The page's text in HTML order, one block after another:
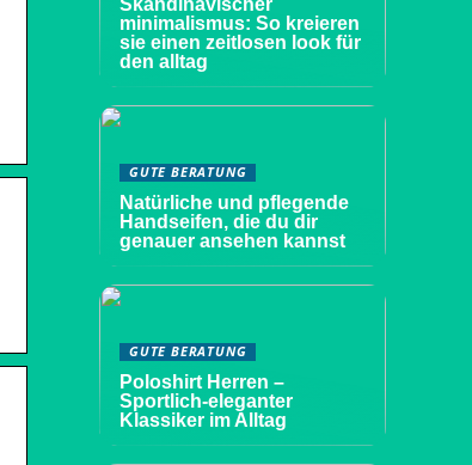
Skandinavischer
minimalismus: So kreieren
sie einen zeitlosen look für
den alltag
GUTE BERATUNG
Natürliche und pflegende
Handseifen, die du dir
genauer ansehen kannst
GUTE BERATUNG
Poloshirt Herren –
Sportlich-eleganter
Klassiker im Alltag